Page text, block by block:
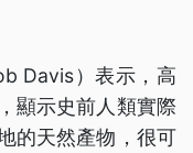
Davis）表示，高
顯示史前人類實際
的天然產物，很可